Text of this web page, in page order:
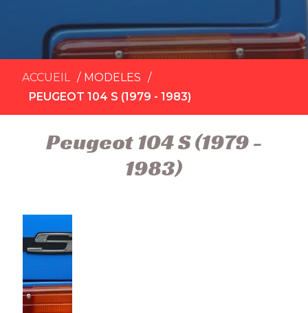
ACCUEIL
MODELES
PEUGEOT 104 S (1979 - 1983)
Peugeot 104 S (1979 -
1983)